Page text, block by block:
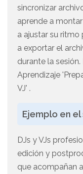
sincronizar
aprende a
a ajustar su ritmo
a exportar el
durante la
Aprendizaje
VJ' .
Ejemplo en
DJs y VJs
edición y
que acompañan